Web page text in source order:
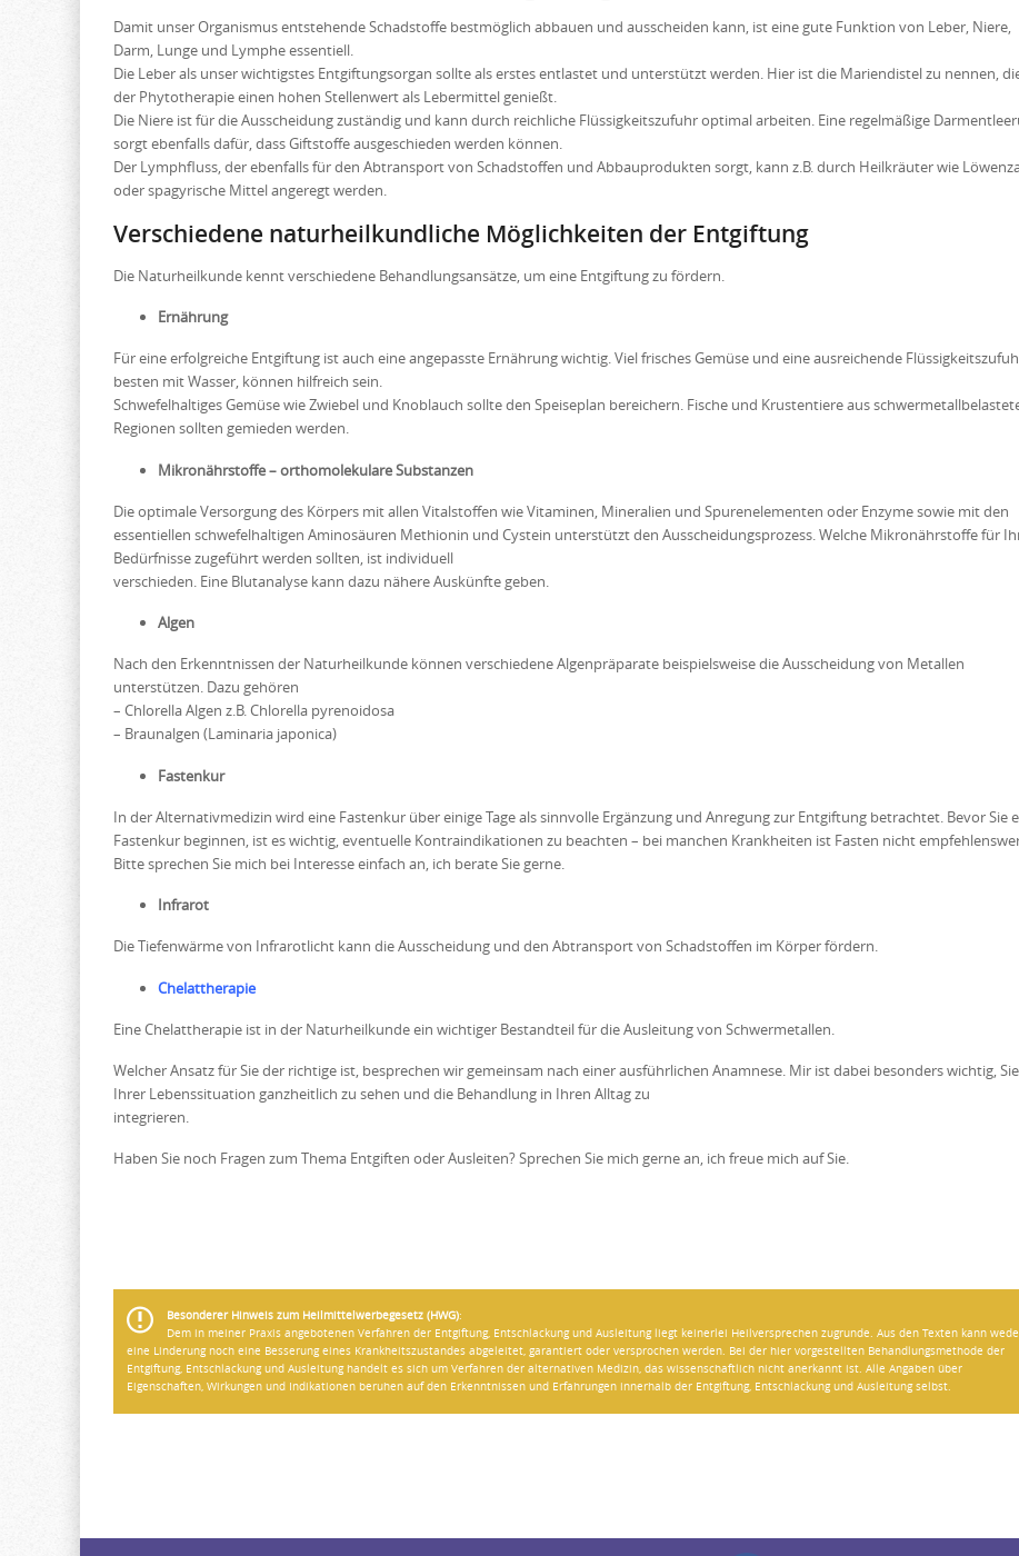
Damit unser Organismus entstehende Schadstoffe bestmöglich abbauen und ausscheiden kann, ist eine gute Funktion von Leber, Niere,
Darm, Lunge und Lymphe essentiell.
Die Leber als unser wichtigstes Entgiftungsorgan sollte als erstes entlastet und unterstützt werden. Hier ist die Mariendistel zu nennen,
der Phytotherapie einen hohen Stellenwert als Lebermittel genießt.
Die Niere ist für die Ausscheidung zuständig und kann durch reichliche Flüssigkeitszufuhr optimal arbeiten. Eine regelmäßige
sorgt ebenfalls dafür, dass Giftstoffe ausgeschieden werden können.
Der Lymphfluss, der ebenfalls für den Abtransport von Schadstoffen und Abbauprodukten sorgt, kann z.B. durch Heilkräuter wie
oder spagyrische Mittel angeregt werden.
Verschiedene naturheilkundliche Möglichkeiten der Entgiftung
Die Naturheilkunde kennt verschiedene Behandlungsansätze, um eine Entgiftung zu fördern.
Ernährung
Für eine erfolgreiche Entgiftung ist auch eine angepasste Ernährung wichtig. Viel frisches Gemüse und eine ausreichende
besten mit Wasser, können hilfreich sein.
Schwefelhaltiges Gemüse wie Zwiebel und Knoblauch sollte den Speiseplan bereichern. Fische und Krustentiere aus
Regionen sollten gemieden werden.
Mikronährstoffe – orthomolekulare Substanzen
Die optimale Versorgung des Körpers mit allen Vitalstoffen wie Vitaminen, Mineralien und Spurenelementen oder Enzyme sowie mit den
essentiellen schwefelhaltigen Aminosäuren Methionin und Cystein unterstützt den Ausscheidungsprozess. Welche Mikronährstoffe für
Bedürfnisse zugeführt werden sollten, ist individuell
verschieden. Eine Blutanalyse kann dazu nähere Auskünfte geben.
Algen
Nach den Erkenntnissen der Naturheilkunde können verschiedene Algenpräparate beispielsweise die Ausscheidung von Metallen
unterstützen. Dazu gehören
– Chlorella Algen z.B. Chlorella pyrenoidosa
– Braunalgen (Laminaria japonica)
Fastenkur
In der Alternativmedizin wird eine Fastenkur über einige Tage als sinnvolle Ergänzung und Anregung zur Entgiftung betrachtet. Bevor Sie
Fastenkur beginnen, ist es wichtig, eventuelle Kontraindikationen zu beachten – bei manchen Krankheiten ist Fasten nicht
Bitte sprechen Sie mich bei Interesse einfach an, ich berate Sie gerne.
Infrarot
Die Tiefenwärme von Infrarotlicht kann die Ausscheidung und den Abtransport von Schadstoffen im Körper fördern.
Chelattherapie
Eine Chelattherapie ist in der Naturheilkunde ein wichtiger Bestandteil für die Ausleitung von Schwermetallen.
Welcher Ansatz für Sie der richtige ist, besprechen wir gemeinsam nach einer ausführlichen Anamnese. Mir ist dabei besonders wichtig,
Ihrer Lebenssituation ganzheitlich zu sehen und die Behandlung in Ihren Alltag zu
integrieren.
Haben Sie noch Fragen zum Thema Entgiften oder Ausleiten? Sprechen Sie mich gerne an, ich freue mich auf Sie.
Besonderer Hinweis zum Heilmittelwerbegesetz (HWG):
Dem in meiner Praxis angebotenen Verfahren der Entgiftung, Entschlackung und Ausleitung liegt keinerlei Heilversprechen zugrunde. Aus den Texten kann
eine Linderung noch eine Besserung eines Krankheitszustandes abgeleitet, garantiert oder versprochen werden. Bei der hier vorgestellten Behandlungsmethode der
Entgiftung, Entschlackung und Ausleitung handelt es sich um Verfahren der alternativen Medizin, das wissenschaftlich nicht anerkannt ist. Alle Angaben über
Eigenschaften, Wirkungen und Indikationen beruhen auf den Erkenntnissen und Erfahrungen innerhalb der Entgiftung, Entschlackung und Ausleitung selbst.